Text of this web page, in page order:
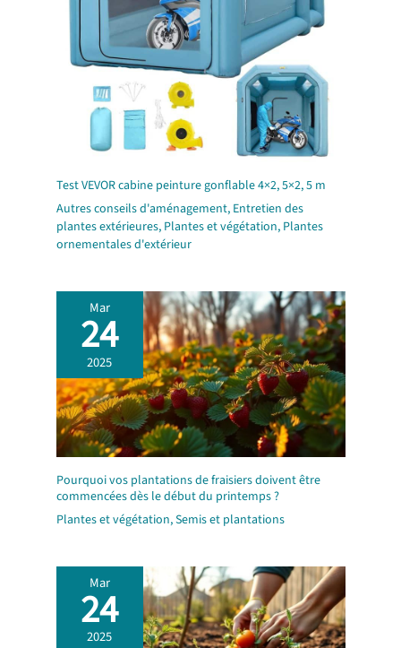
Test VEVOR cabine peinture gonflable 4×2, 5×2, 5 m
Autres conseils d'aménagement, Entretien des
plantes extérieures, Plantes et végétation, Plantes
ornementales d'extérieur
Mar
24
2025
Pourquoi vos plantations de fraisiers doivent être
commencées dès le début du printemps ?
Plantes et végétation,Semis et plantations
Mar
24
2025